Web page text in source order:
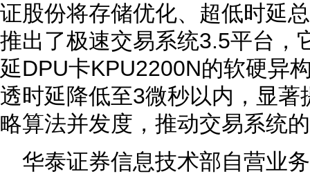
证股份将存储优化、超低时延
推出了极速交易系统3.5平台，
延DPU卡KPU2200N的软硬异
透时延降低至3微秒以内，显
略算法并发度，推动交易系统
华泰证券信息技术部自营业